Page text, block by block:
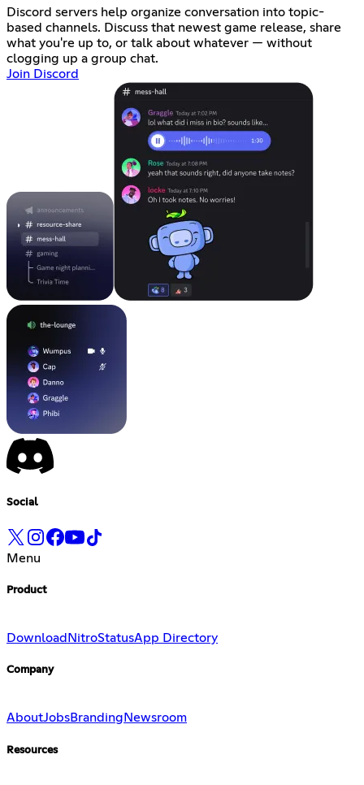
Discord servers help organize conversation into topic-
based channels. Discuss that newest game release, share
what you're up to, or talk about whatever — without
clogging up a group chat.
Join Discord
Social
Menu
Product
Download NitroStatusApp Directory
Company
AboutJobsBranding Newsroom
Resources